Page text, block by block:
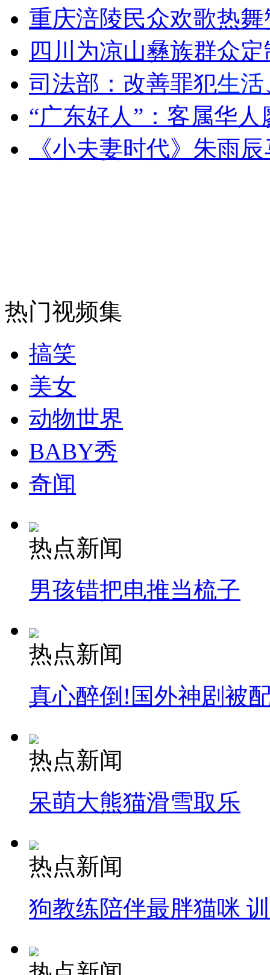
女孩北京地铁殴打老人 痛下狠手拳打脚踢
无痛分娩是否安全 医生回应
外交部：反对强权政治霸凌主义
外交部：有关国家言论片面不公正
消防员救轻生者 花炮节热闹非凡
司机酒驾遇交警 急速倒车逃窜
重庆涪陵民众欢歌热
四川为凉山彝族群众
司法部：改善罪犯生活
“广东好人”：客属华
《小夫妻时代》朱雨
热门视频集
搞笑
美女
动物世界
BABY秀
奇闻
热点新闻
男孩错把电推当梳子
热点新闻
真心醉倒!国外神剧被
热点新闻
呆萌大熊猫滑雪取乐
热点新闻
狗教练陪伴最胖猫咪